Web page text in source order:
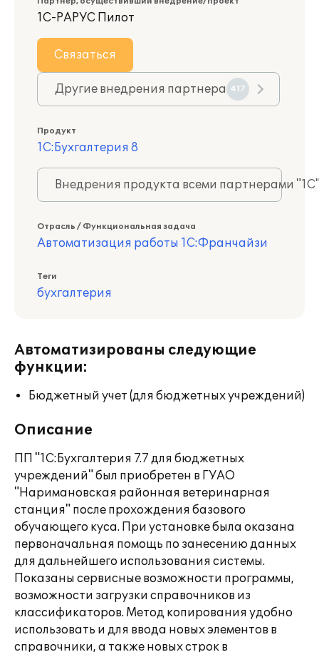
1С-РАРУС Пилот
Связаться
Другие внедрения партнера 417
Продукт
1С:Бухгалтерия 8
Внедрения продукта всеми партнерами
Отрасль / Функциональная задача
Автоматизация работы 1С:Франчайзи
Теги
бухгалтерия
Автоматизированы следующие
функции:
Бюджетный учет (для бюджетных учреждений)
Описание
ПП "1С:Бухгалтерия 7.7 для бюджетных
учреждений" был приобретен в ГУАО
"Наримановская районная ветеринарная
станция" после прохождения базового
обучающего куса. При установке была оказана
первоначальная помощь по занесению данных
для дальнейшего использования системы.
Показаны сервисные возможности программы,
возможности загрузки справочников из
классификаторов. Метод копирования удобно
использовать и для ввода новых элементов в
справочники, а также новых строк в